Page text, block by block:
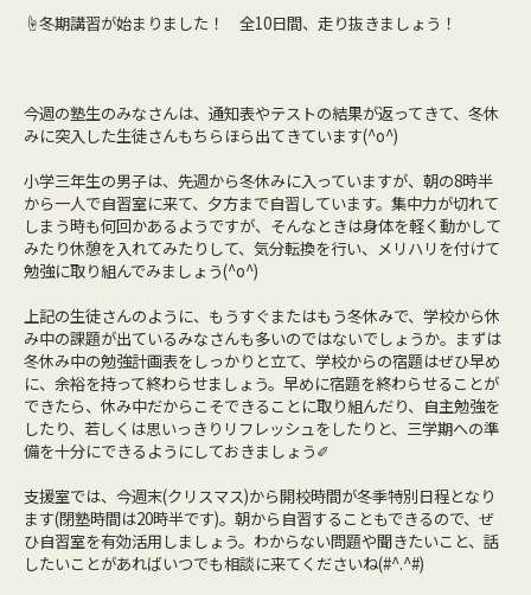
☝冬期講習が始まりました！ 全10日間、走り抜きましょう！
今週の塾生のみなさんは、通知表やテストの結果が返ってきて、冬休
みに突入した生徒さんもちらほら出てきています(^o^)
小学三年生の男子は、先週から冬休みに入っていますが、朝の8時半
から一人で自習室に来て、夕方まで自習しています。集中力が切れて
しまう時も何回かあるようですが、そんなときは身体を軽く動かして
みたり休憩を入れてみたりして、気分転換を行い、メリハリを付けて
勉強に取り組んでみましょう(^o^)
上記の生徒さんのように、もうすぐまたはもう冬休みで、学校から休
み中の課題が出ているみなさんも多いのではないでしょうか。まずは
冬休み中の勉強計画表をしっかりと立て、学校からの宿題はぜひ早め
に、余裕を持って終わらせましょう。早めに宿題を終わらせることが
できたら、休み中だからこそできることに取り組んだり、自主勉強を
したり、若しくは思いっきりリフレッシュをしたりと、三学期への準
備を十分にできるようにしておきましょう✐
支援室では、今週末(クリスマス)から開校時間が冬季特別日程となり
ます(閉塾時間は20時半です)。朝から自習することもできるので、ぜ
ひ自習室を有効活用しましょう。わからない問題や聞きたいこと、話
したいことがあればいつでも相談に来てくださいね(#^.^#)